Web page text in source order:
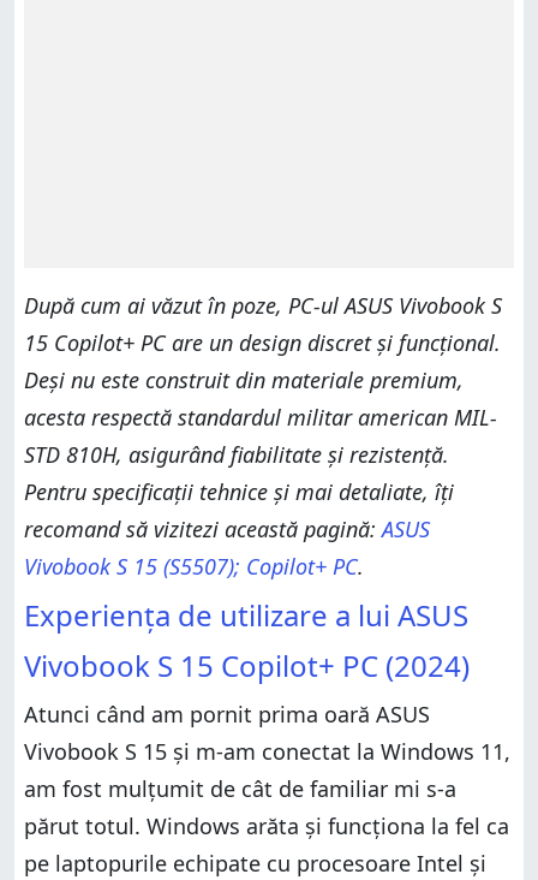
După cum ai văzut în poze, PC-ul ASUS Vivobook S
15 Copilot+ PC are un design discret și funcțional.
Deși nu este construit din materiale premium,
acesta respectă standardul militar american MIL-
STD 810H, asigurând fiabilitate și rezistență.
Pentru specificații tehnice și mai detaliate, îți
recomand să vizitezi această pagină:ASUS
Vivobook S 15 (S5507); Copilot+ PC.
Experiența de utilizare a lui ASUS
Vivobook S 15 Copilot+ PC (2024)
Atunci când am pornit prima oară ASUS
Vivobook S 15 și m-am conectat la Windows 11,
am fost mulțumit de cât de familiar mi s-a
părut totul. Windows arăta și funcționa la fel ca
pe laptopurile echipate cu procesoare Intel și